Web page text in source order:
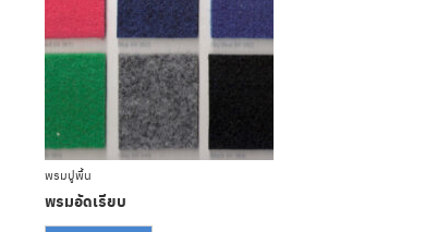
พรมปูพื้น
พรมอัดเรียบ